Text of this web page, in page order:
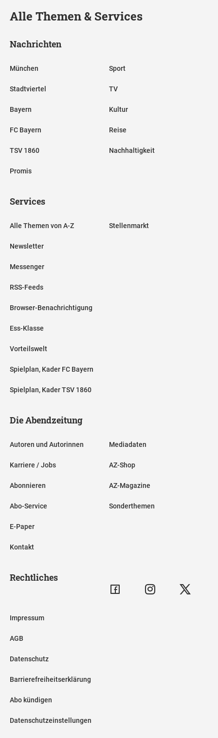
Alle Themen & Services
Nachrichten
München
Stadtviertel
Bayern
FC Bayern
TSV 1860
Promis
Sport
TV
Kultur
Reise
Nachhaltigkeit
Services
Alle Themen von A-Z
Newsletter
Messenger
RSS-Feeds
Browser-Benachrichtigung
Ess-Klasse
Vorteilswelt
Spielplan, Kader FC Bayern
Spielplan, Kader TSV 1860
Stellenmarkt
Die Abendzeitung
Autoren und Autorinnen
Karriere / Jobs
Abonnieren
Abo-Service
E-Paper
Kontakt
Mediadaten
AZ-Shop
AZ-Magazine
Sonderthemen
Rechtliches
Impressum
AGB
Datenschutz
Barrierefreiheitserklärung
Abo kündigen
Datenschutzeinstellungen